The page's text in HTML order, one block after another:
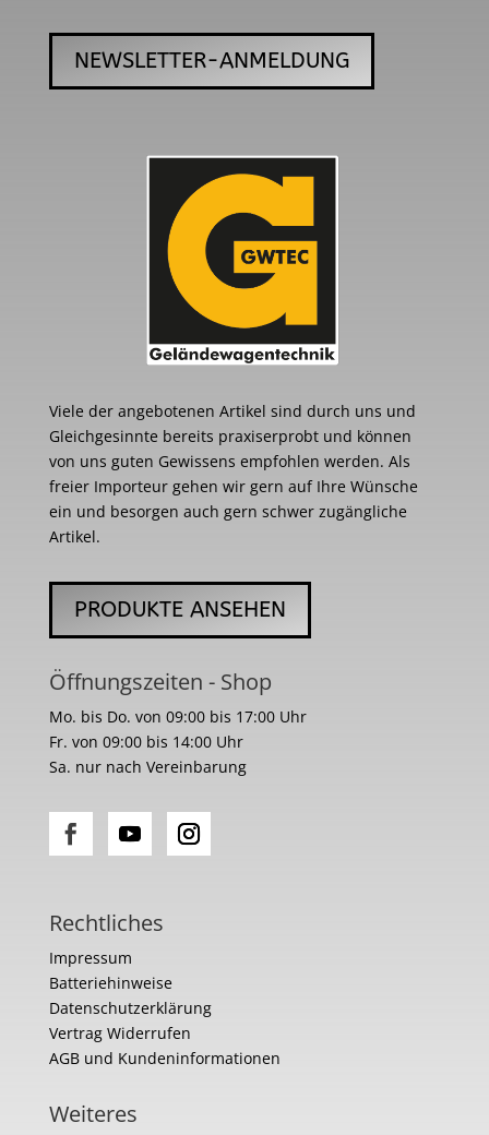
NEWSLETTER-ANMELDUNG
Viele der angebotenen Artikel sind durch uns und
Gleichgesinnte bereits praxiserprobt und können
von uns guten Gewissens empfohlen werden. Als
freier Importeur gehen wir gern auf Ihre Wünsche
ein und besorgen auch gern schwer zugängliche
Artikel.
PRODUKTE ANSEHEN
Öffnungszeiten - Shop
Mo. bis Do. von 09:00 bis 17:00 Uhr
Fr. von 09:00 bis 14:00 Uhr
Sa. nur nach Vereinbarung
Rechtliches
Impressum
Batteriehinweise
Datenschutzerklärung
Vertrag Widerrufen
AGB und Kundeninformationen
Weiteres